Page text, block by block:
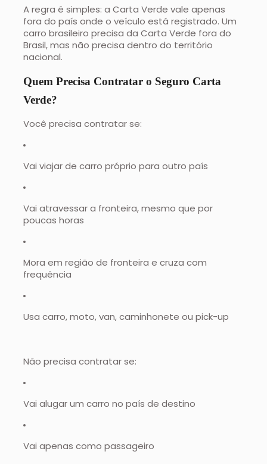
A regra é simples: a Carta Verde vale apenas
fora do país onde o veículo está registrado. Um
carro brasileiro precisa da Carta Verde fora do
Brasil, mas não precisa dentro do território
nacional.
Quem Precisa Contratar o Seguro Carta
Verde?
Você precisa contratar se:
Vai viajar de carro próprio para outro país
Vai atravessar a fronteira, mesmo que por
poucas horas
Mora em região de fronteira e cruza com
frequência
Usa carro, moto, van, caminhonete ou pick-up
Não precisa contratar se:
Vai alugar um carro no país de destino
Vai apenas como passageiro